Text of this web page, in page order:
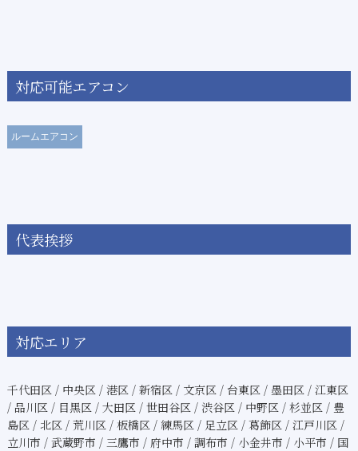
対応可能エアコン
ルームエアコン
代表挨拶
対応エリア
千代田区 / 中央区 / 港区 / 新宿区 / 文京区 / 台東区 / 墨田区 / 江東区
/ 品川区 / 目黒区 / 大田区 / 世田谷区 / 渋谷区 / 中野区 / 杉並区 / 豊
島区 / 北区 / 荒川区 / 板橋区 / 練馬区 / 足立区 / 葛飾区 / 江戸川区 /
立川市 / 武蔵野市 / 三鷹市 / 府中市 / 調布市 / 小金井市 / 小平市 / 国